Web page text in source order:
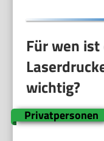
Für wen
wichtig?
Privatpersonen